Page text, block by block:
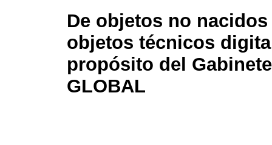
De objetos no
objetos técnicos
propósito del
GLOBAL